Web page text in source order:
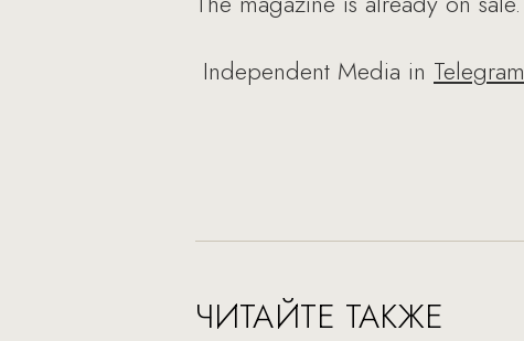
Independent Media in Telegram
ЧИТАЙТЕ ТАКЖЕ